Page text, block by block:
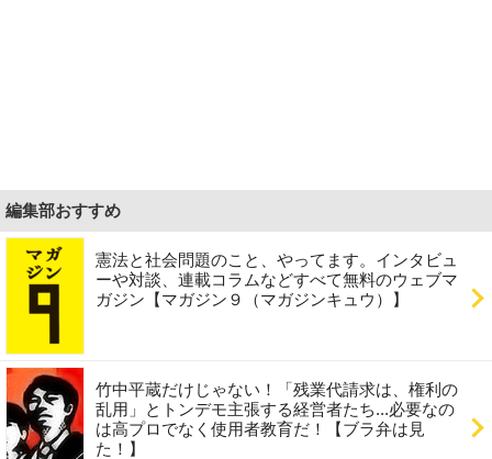
編集部おすすめ
憲法と社会問題のこと、やってます。インタビュ
ーや対談、連載コラムなどすべて無料のウェブマ
ガジン【マガジン９（マガジンキュウ）】
竹中平蔵だけじゃない！「残業代請求は、権利の
乱用」とトンデモ主張する経営者たち...必要なの
は高プロでなく使用者教育だ！【ブラ弁は見
た！】